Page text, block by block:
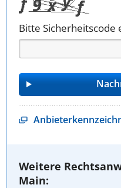
Bitte Sicherheitscode
Weitere
Main: